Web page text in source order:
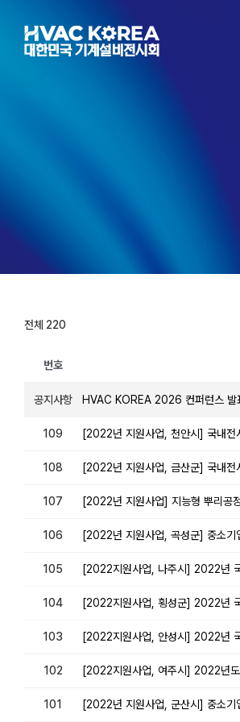
content
전체 220
번호
공지사항 HVAC KOREA 2026 컨퍼런스 발
109 [2022년 지원사업, 천안시] 국내전
108 [2022년 지원사업, 금산군] 국내전
107 [2022년 지원사업] 지능형 뿌리공
106 [2022년 지원사업, 곡성군] 중소기
105 [2022지원사업, 나주시] 2022년
104 [2022지원사업, 횡성군] 2022년
103 [2022지원사업, 안성시] 2022년
102 [2022지원사업, 여주시] 2022년
101 [2022년 지원사업, 군산시] 중소기